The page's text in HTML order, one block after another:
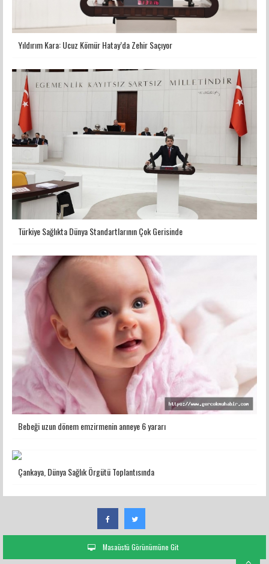
Yıldırım Kara: Ucuz Kömür Hatay’da Zehir Saçıyor
Türkiye Sağlıkta Dünya Standartlarının Çok Gerisinde
Bebeği uzun dönem emzirmenin anneye 6 yararı
Çankaya, Dünya Sağlık Örgütü Toplantısında
Masaüstü Görünümüne Git